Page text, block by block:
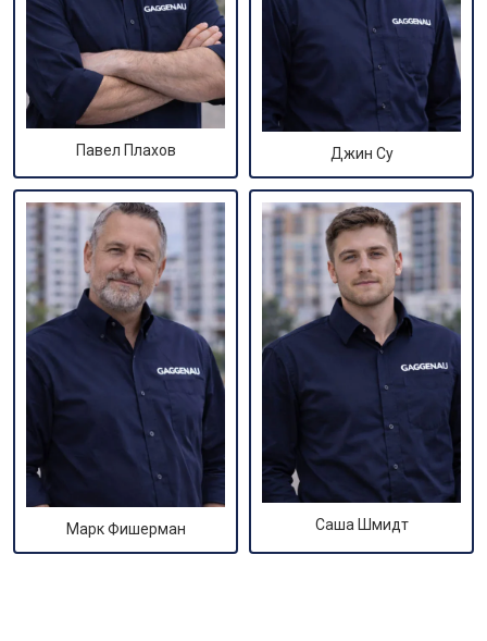
Павел Плахов Джин Су
Марк Фишерман Саша Шмидт